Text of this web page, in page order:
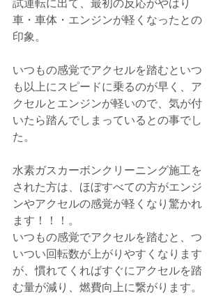
試運転に出て、最初の反応がやはり
車・車体・エンジンが軽くなったとの
印象。
いつもの感覚でアクセルを踏むといつ
も以上にスピードに乗るのが早く、ア
クセルとエンジンが軽いので、気が付
いたら踏んでしまっているとの事でし
た。
水素ガスカーボンクリーニング施工を
された方は、ほぼすべての方がエンジ
ンやアクセルの感覚が軽くなり驚かれ
ます！！！。
いつもの感覚でアクセルを踏むと、つ
いつい回転数が上がりやすくなります
が、慣れてくればすぐにアクセルを踏
む量が減り、燃費向上に繋がります。